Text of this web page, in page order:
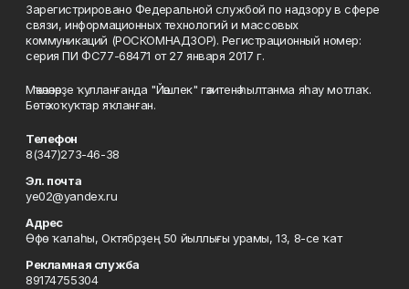
Зарегистрировано Федеральной службой по надзору в сфере
связи, информационных технологий и массовых
коммуникаций (РОСКОМНАДЗОР). Регистрационный номер:
серия ПИ ФС77-68471 от 27 января 2017 г.
Мәҡәләләрҙе ҡулланғанда "Йәшлек" гәзитенә һылтанма яһау мотлаҡ.
Бөтә хоҡуҡтар яҡланған.
Телефон
8(347)273-46-38
Эл. почта
ye02@yandex.ru
Адрес
Өфө ҡалаһы, Октябрҙең 50 йыллығы урамы, 13, 8-се ҡат
Рекламная служба
89174755304